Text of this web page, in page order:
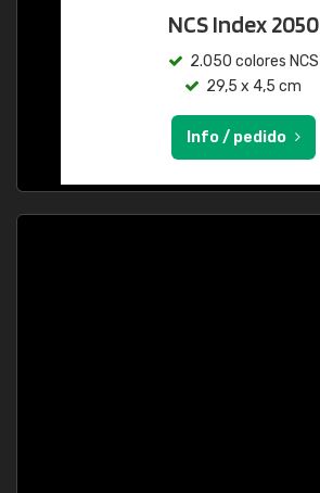
NCS Index 2050
2.050 colores NCS
29,5 x 4,5 cm
Info / pedido